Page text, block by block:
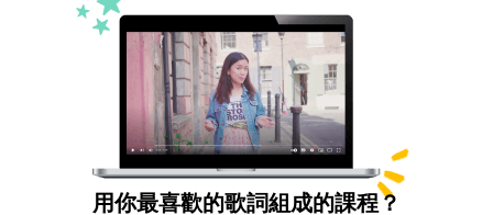
用你最喜歡的歌詞組成的課程？